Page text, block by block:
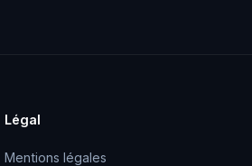
Légal
Mentions légales